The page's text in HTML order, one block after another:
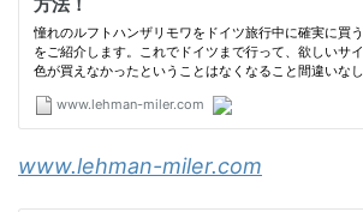
www.lehman-miler.com